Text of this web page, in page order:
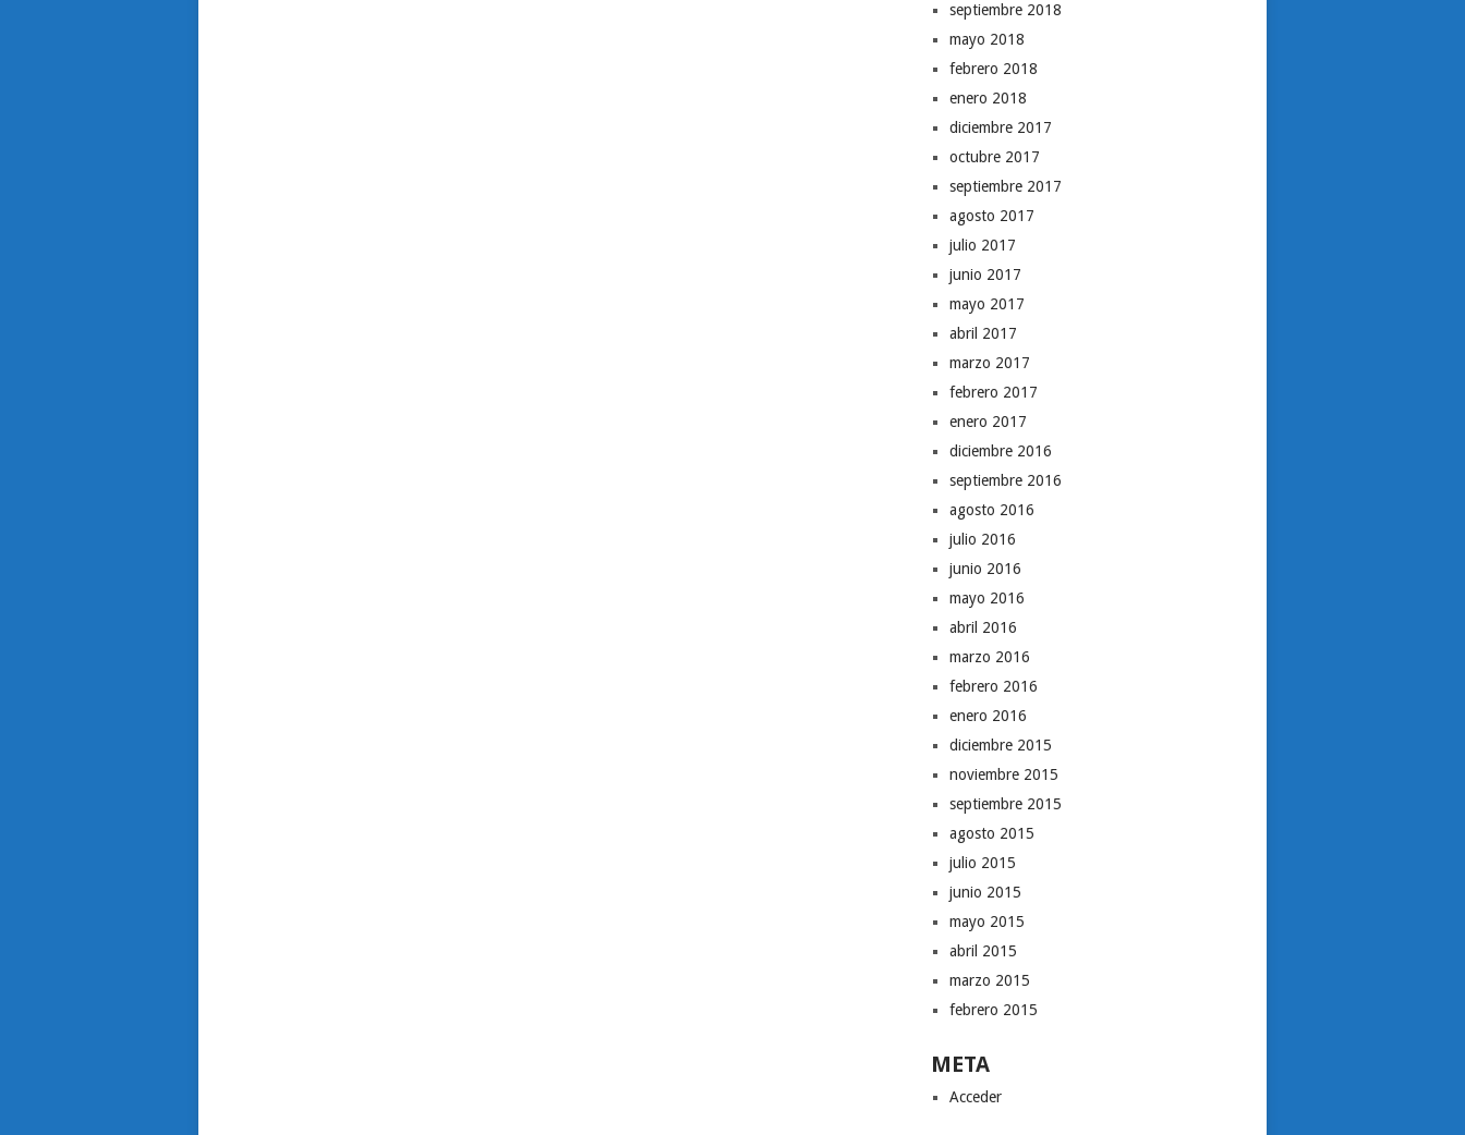
septiembre 2018
mayo 2018
febrero 2018
enero 2018
diciembre 2017
octubre 2017
septiembre 2017
agosto 2017
julio 2017
junio 2017
mayo 2017
abril 2017
marzo 2017
febrero 2017
enero 2017
diciembre 2016
septiembre 2016
agosto 2016
julio 2016
junio 2016
mayo 2016
abril 2016
marzo 2016
febrero 2016
enero 2016
diciembre 2015
noviembre 2015
septiembre 2015
agosto 2015
julio 2015
junio 2015
mayo 2015
abril 2015
marzo 2015
febrero 2015
META
Acceder